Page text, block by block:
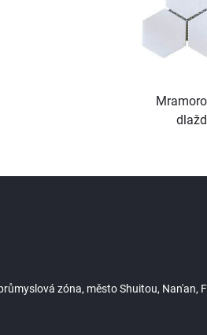
zóna, město Shuitou, Nan'an,